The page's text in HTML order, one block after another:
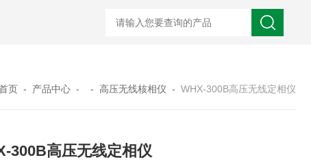
GM-5KV-20KV型可调高压兆欧表GM-5KV-20KV nl3203型
页 - 产品中心 - - 高压无线核相仪 - WHX-300B高压无线定相仪
300B高压无线定相仪